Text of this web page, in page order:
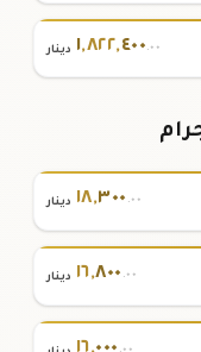
١,٨٢٢,٤٠٠.٠٠ دينار
١٨,٣٠٠ .٠٠ دينار
١٦,٨٠٠ .٠٠ دينار